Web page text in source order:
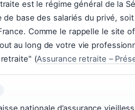
est le régime général de la
de base des salariés du privé,
Comme le rappelle le site
au long de votre vie
(Assurance retraite –
nationale d’assurance